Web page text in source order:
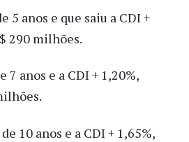
5 anos e que saiu a CDI +
290 milhões.
7 anos e a CDI + 1,20%,
10 anos e a CDI + 1,65%,